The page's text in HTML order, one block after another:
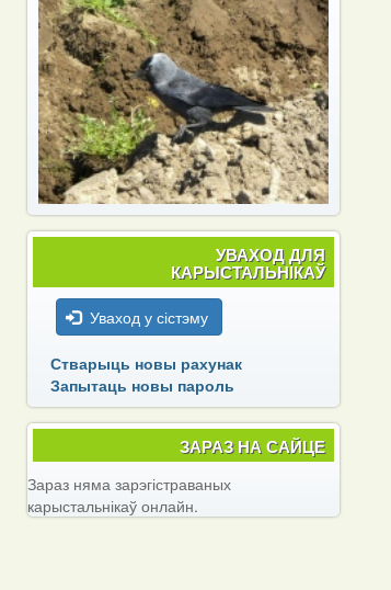
УВАХОД ДЛЯ
КАРЫСТАЛЬНІКАЎ
Уваход у сістэму
Стварыць новы рахунак
Запытаць новы пароль
ЗАРАЗ НА САЙЦЕ
Зараз няма зарэгістраваных
карыстальнікаў онлайн.